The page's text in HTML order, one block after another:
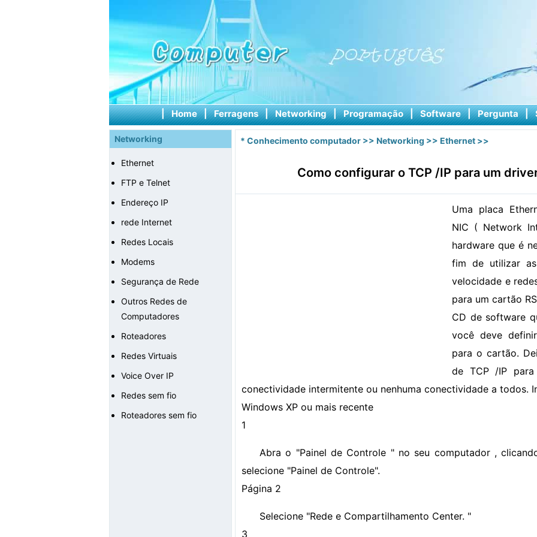
| Home | Ferragens | Networking | Programação | Software | Pergunta |
Networking
Ethernet
FTP e Telnet
Endereço IP
rede Internet
Redes Locais
Modems
Segurança de Rede
Outros Redes de
Computadores
Roteadores
Redes Virtuais
Voice Over IP
Redes sem fio
Roteadores sem fio
* Conhecimento computador >> Networking >> Ethernet >>
Como configurar o TCP /IP para um
Uma placa
NIC ( Network
hardware que é
fim de utilizar
velocidade e
para um cartão
CD de software
você deve
para o cartão.
de TCP /IP
conectividade intermitente ou nenhuma conectividade a todos.
Windows XP ou mais recente
1
Abra o "Painel de Controle " no seu computador ,
selecione "Painel de Controle".
Página 2
Selecione "Rede e Compartilhamento Center. "
3